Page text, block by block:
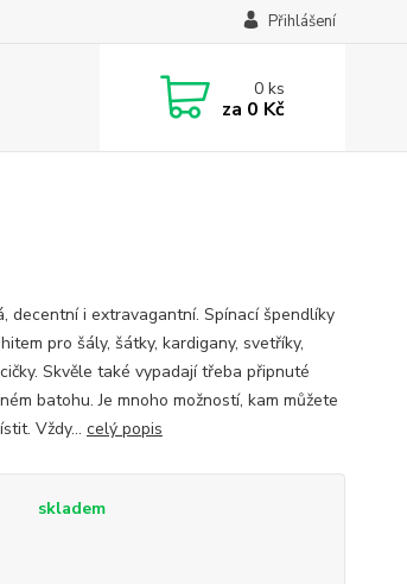
Přihlášení
0ks
za 0 Kč
decentní i extravagantní. Spínací špendlíky
pro šály, šátky, kardigany, svetříky,
Skvěle také vypadají třeba připnuté
batohu. Je mnoho možností, kam můžete
Vždy... celý popis
skladem